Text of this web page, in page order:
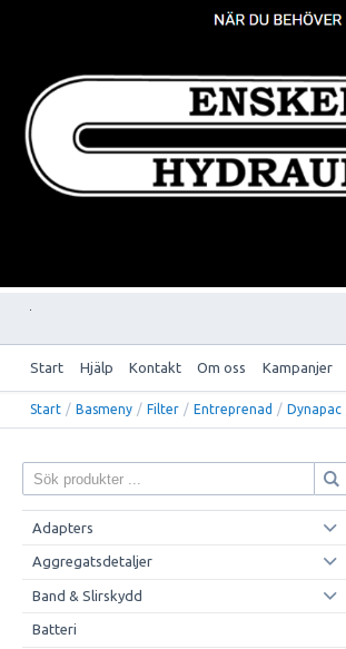
Start Hjälp Kontakt Om oss Kampanjer
Start / Basmeny / Filter / Entreprenad / Dynapac
Adapters
Aggregatsdetaljer
Band & Slirskydd
Batteri